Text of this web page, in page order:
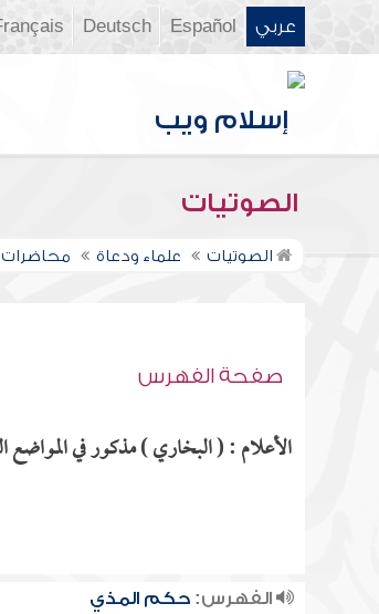
عربي Español
Deutsch
الصوتيات
الصوتيات علماء ودعاة
صفحة الفهرس
الأعلام : ( البخاري ) مذكور في المواضع
الفهرس:حكم المذي